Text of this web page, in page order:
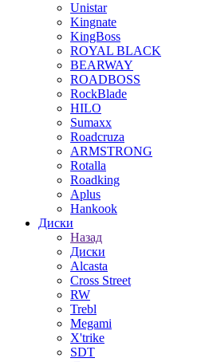
Unistar
Kingnate
KingBoss
ROYAL BLACK
BEARWAY
ROADBOSS
RockBlade
HILO
Sumaxx
Roadcruza
ARMSTRONG
Rotalla
Roadking
Aplus
Hankook
Диски
Назад
Диски
Alcasta
Cross Street
RW
Trebl
Megami
X'trike
SDT